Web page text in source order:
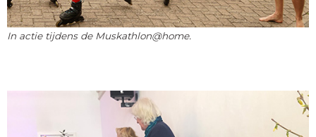
In actie tijdens de Muskathlon@home.